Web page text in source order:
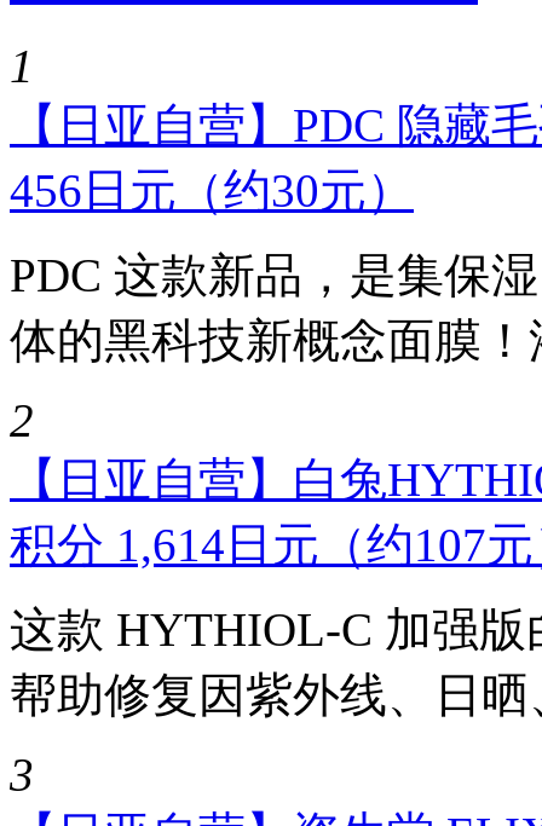
1
【日亚自营】PDC 隐藏
456日元（约30元）
PDC 这款新品，是集保
体的黑科技新概念面膜
2
【日亚自营】白兔
积分 1,614日元（约107
这款 HYTHIOL-C 加强
帮助修复因紫外线、日
3